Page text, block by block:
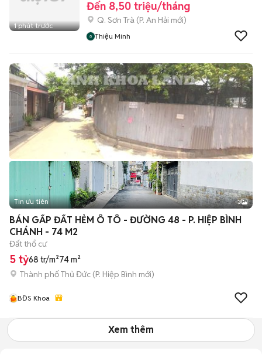
1 phút trước
Đến 8,50 triệu/tháng
Q. Sơn Trà (P. An Hải mới)
Thiệu Minh
Tin ưu tiên 3
BÁN GẤP ĐẤT HẺM Ô TÔ - ĐƯỜNG 48 - P. HIỆP BÌNH
CHÁNH - 74 M2
Đất thổ cư
5 tỷ68 tr/m²74 m²
Thành phố Thủ Đức (P. Hiệp Bình mới)
BĐS Khoa
Xem thêm